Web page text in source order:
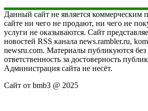
Данный сайт не является коммерческим
сайте ни чего не продают, ни чего не
услуги не оказываются. Сайт
новостей RSS канала news.rambler.ru,
newsru.com. Материалы публикуются без
ответственность за достоверность
Администрация сайта не несёт.
Сайт от bmb3 @ 2025